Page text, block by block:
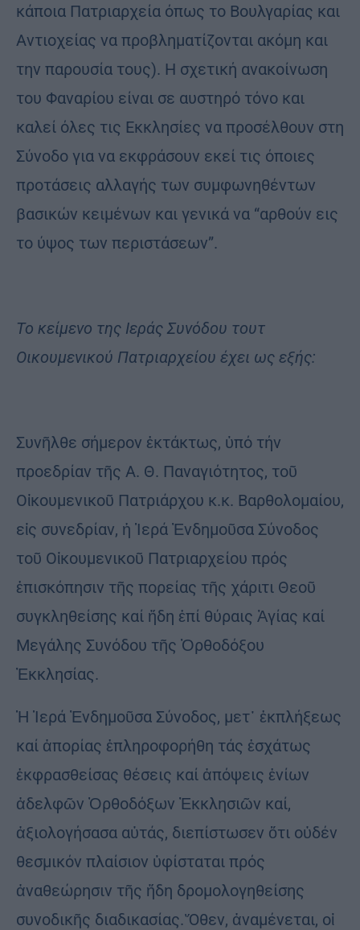
κάποια Πατριαρχεία όπως το Βουλγαρίας και
Αντιοχείας να προβληματίζονται ακόμη και
την παρουσία τους). Η σχετική ανακοίνωση
του Φαναρίου είναι σε αυστηρό τόνο και
καλεί όλες τις Εκκλησίες να προσέλθουν στη
Σύνοδο για να εκφράσουν εκεί τις όποιες
προτάσεις αλλαγής των συμφωνηθέντων
βασικών κειμένων και γενικά να “αρθούν εις
το ύψος των περιστάσεων”.
Το κείμενο της Ιεράς Συνόδου τουτ
Οικουμενικού Πατριαρχείου έχει ως εξής:
Συνῆλθε σήμερον ἐκτάκτως, ὑπό τήν
προεδρίαν τῆς Α. Θ. Παναγιότητος, τοῦ
Οἰκουμενικοῦ Πατριάρχου κ.κ. Βαρθολομαίου,
εἰς συνεδρίαν, ἡ Ἱερά Ἐνδημοῦσα Σύνοδος
τοῦ Οἰκουμενικοῦ Πατριαρχείου πρός
ἐπισκόπησιν τῆς πορείας τῆς χάριτι Θεοῦ
συγκληθείσης καί ἤδη ἐπί θύραις Ἁγίας καί
Μεγάλης Συνόδου τῆς Ὀρθοδόξου
Ἐκκλησίας.
Ἡ Ἱερά Ἐνδημοῦσα Σύνοδος, μετ᾿ ἐκπλήξεως
καί ἀπορίας ἐπληροφορήθη τάς ἐσχάτως
ἐκφρασθείσας θέσεις καί ἀπόψεις ἐνίων
ἀδελφῶν Ὀρθοδόξων Ἐκκλησιῶν καί,
ἀξιολογήσασα αὐτάς, διεπίστωσεν ὅτι οὐδέν
θεσμικόν πλαίσιον ὑφίσταται πρός
ἀναθεώρησιν τῆς ἤδη δρομολογηθείσης
συνοδικῆς διαδικασίας. Ὅθεν, ἀναμένεται, οἱ